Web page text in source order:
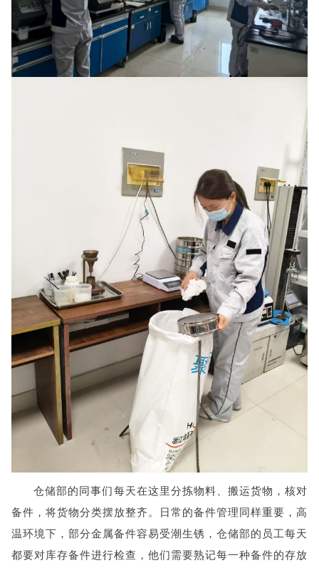
仓储部的同事们每天在这里分拣物料、搬运货物，核对
备件，将货物分类摆放整齐。日常的备件管理同样重要，高
温环境下，部分金属备件容易受潮生锈，仓储部的员工每天
都要对库存备件进行检查，他们需要熟记每一种备件的存放